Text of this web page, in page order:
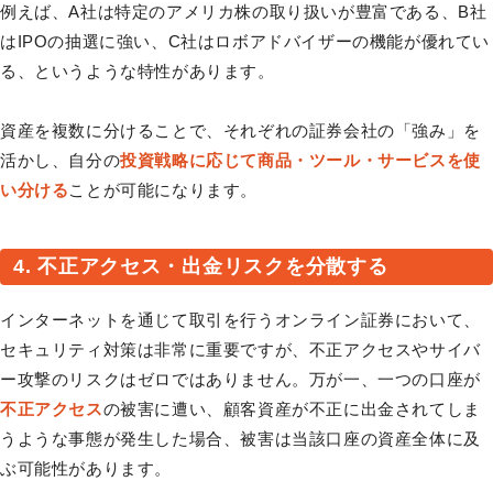
例えば、A社は特定のアメリカ株の取り扱いが豊富である、B社
はIPOの抽選に強い、C社はロボアドバイザーの機能が優れてい
る、というような特性があります。
資産を複数に分けることで、それぞれの証券会社の「強み」を
活かし、自分の投資戦略に応じて商品・ツール・サービスを使
い分けることが可能になります。
4. 不正アクセス・出金リスクを分散する
インターネットを通じて取引を行うオンライン証券において、
セキュリティ対策は非常に重要ですが、不正アクセスやサイバ
ー攻撃のリスクはゼロではありません。万が一、一つの口座が
不正アクセスの被害に遭い、顧客資産が不正に出金されてしま
うような事態が発生した場合、被害は当該口座の資産全体に及
ぶ可能性があります。